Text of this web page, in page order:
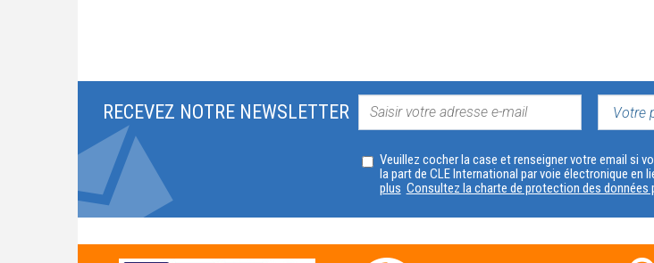
RECEVEZ NOTRE NEWSLETTER
VOTRE
Veuillez cocher la case et renseigner votre email si
la part de CLE International par voie électronique
plus Consultez la charte de protection des données